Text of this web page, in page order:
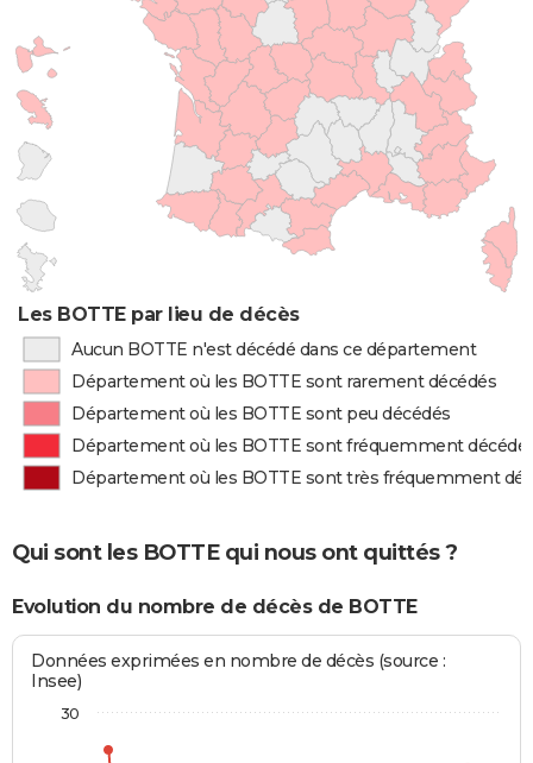
Les BOTTE par lieu de décès
Aucun BOTTE n'est décédé dans ce département
Département où les BOTTE sont rarement décédés
Département où les BOTTE sont peu décédés
Département où les BOTTE sont fréquemment
Département où les BOTTE sont très fréquemment
Qui sont les BOTTE qui nous ont quittés ?
Evolution du nombre de décès de BOTTE
Données exprimées en nombre de décès (source :
Insee)
30